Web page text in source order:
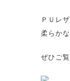
ＰＵレ
柔らか
ぜひご